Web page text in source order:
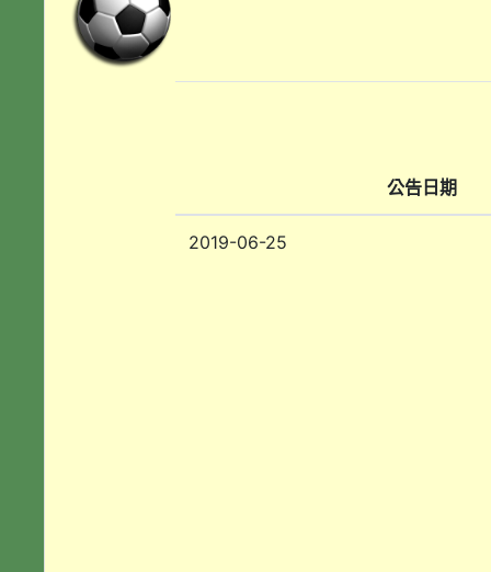
公告日期
2019-06-25